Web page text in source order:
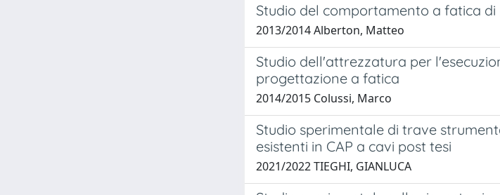
Studio del comportamento a fatica
2013/2014 Alberton, Matteo
Studio dell'attrezzatura per
progettazione a fatica
2014/2015 Colussi, Marco
Studio sperimentale di trave
esistenti in CAP a cavi post tesi
2021/2022 TIEGHI, GIANLUCA